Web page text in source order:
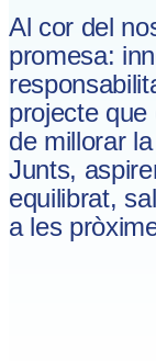
Al cor del
promesa:
projecte
de millorar
Junts,
equilibrat,
a les